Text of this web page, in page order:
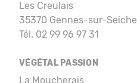
Les Creulais
35370 Gennes-sur-Seiche
Tél. 02 99 96 97 31
VÉGÉTAL PASSION
La Moucherais